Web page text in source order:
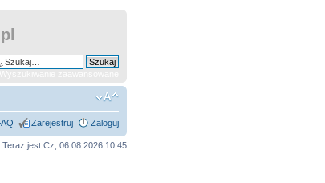
Zarejestruj Zaloguj
Teraz jest Cz, 06.08.2026 10:45